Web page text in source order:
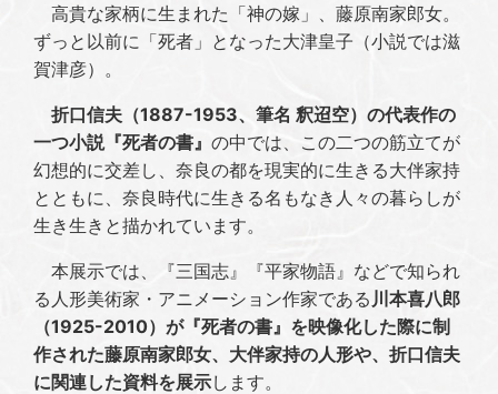
高貴な家柄に生まれた「神の嫁」、藤原南家郎女。
ずっと以前に「死者」となった大津皇子（小説では滋
賀津彦）。
折口信夫（1887-1953、筆名 釈迢空）の代表作の
一つ小説『死者の書』 の中では、この二つの筋立てが
幻想的に交差し、奈良の都を現実的に生きる大伴家持
とともに、奈良時代に生きる名もなき人々の暮らしが
生き生きと描かれています。
本展示では、『三国志』『平家物語』などで知られ
る人形美術家・アニメーション作家である 川本喜八郎
（1925-2010）が『死者の書』を映像化した際に制
作された藤原南家郎女、大伴家持の人形や、折口信夫
に関連した資料を展示します。